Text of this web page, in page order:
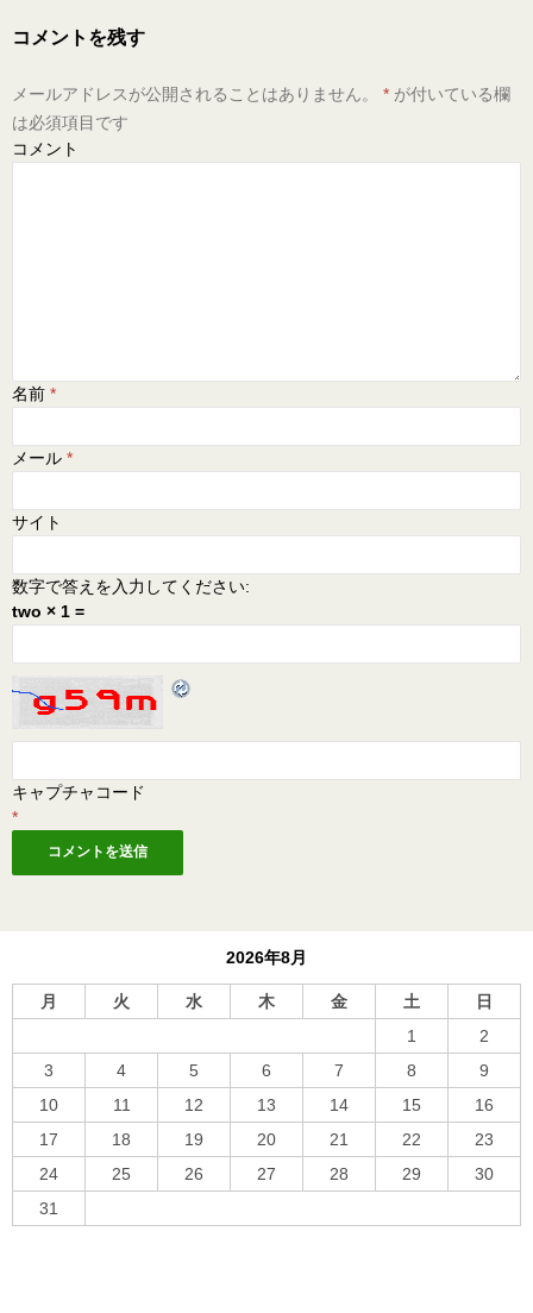
コメントを残す
メールアドレスが公開されることはありません。 * が付いている欄
は必須項目です
コメント
名前 *
メール *
サイト
数字で答えを入力してください:
two × 1 =
キャプチャコード
*
2026年8月
月 火 水 木 金 土
日
1
2
3
4 5 6 7 8
9
10
11 12 13 14 15
16
17
18 19 20 21 22
23
24
25 26 27 28 29
30
31